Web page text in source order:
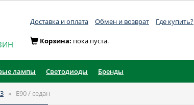
Доставка и оплата Обмен и возврат Где купить?
Корзина: пока пуста.
лампы Светодиоды Бренды
3 » E90 / седан